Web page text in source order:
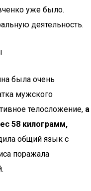
уже было.
деятельность.
была очень
мужского
телосложение, а
58 килограмм,
общий язык с
поражала